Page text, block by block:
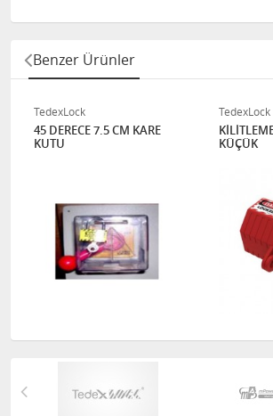
Benzer Ürünler
TedexLock
45 DERECE 7.5 CM KARE
KUTU
TedexLock
KÜÇÜK